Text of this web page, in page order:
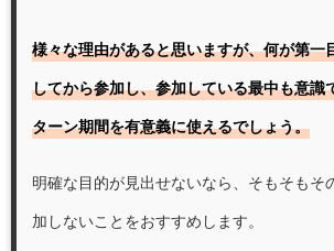
様々な理由があると思いますが、何が第一
してから参加し、参加している最中も意識
ターン期間を有意義に使えるでしょう。
明確な目的が見出せないなら、そもそもそ
加しないことをおすすめします。